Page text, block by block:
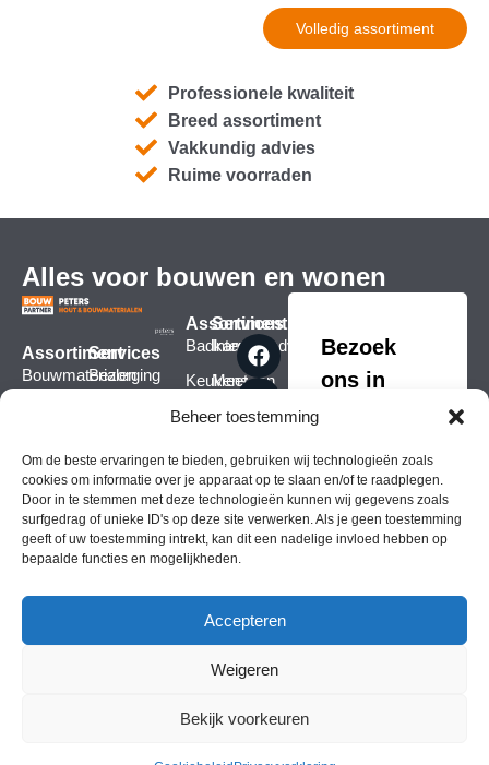
Beheer toestemming
Om de beste ervaringen te bieden, gebruiken wij technologieën zoals
cookies om informatie over je apparaat op te slaan en/of te raadplegen.
Door in te stemmen met deze technologieën kunnen wij gegevens zoals
surfgedrag of unieke ID's op deze site verwerken. Als je geen toestemming
geeft of uw toestemming intrekt, kan dit een nadelige invloed hebben op
bepaalde functies en mogelijkheden.
Accepteren
Weigeren
Bekijk voorkeuren
Volledig assortiment
Professionele kwaliteit
Breed assortiment
Vakkundig advies
Ruime voorraden
Alles voor bouwen en wonen
Assortiment
Bouwmaterialen
Hele
assortiment
Services
Bezorging
Verfmengservice
Alle
services
Assortiment
Badkamers
Keukens
Raamdecoratie
assortiment
Services
Interieuradvies
Meet- en
Alle
services
Bezoek
ons in
Noord 16,
7776 BW
Slagharen
Route in